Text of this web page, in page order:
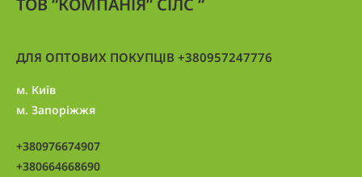
ДЛЯ ОПТОВИХ ПОКУПЦІВ +380957247776
м. Київ
м. Запоріжжя
+380976674907
+380664668690